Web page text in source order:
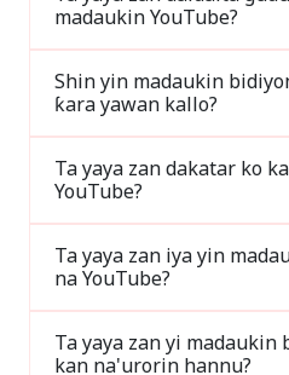
madaukin YouTube?
Shin yin madaukin
ƙara yawan kallo?
Ta yaya zan dakatar ko
YouTube?
Ta yaya zan iya yin
na YouTube?
Ta yaya zan yi madaukin
kan na'urorin hannu?